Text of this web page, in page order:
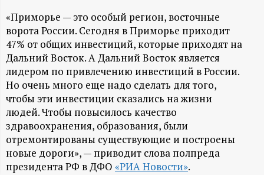
н
ф
о
р
м
а
«Приморье — это особый регион, восточные
ворота России. Сегодня в Приморье приходит
47% от общих инвестиций, которые приходят на
Дальний Восток. А Дальний Восток является
лидером по привлечению инвестиций в России.
Но очень много еще надо сделать для того,
чтобы эти инвестиции сказались на жизни
людей. Чтобы повысилось качество
здравоохранения, образования, были
отремонтированы существующие и построены
новые дороги», — приводит слова полпреда
президента РФ в ДФО «РИА Новости».